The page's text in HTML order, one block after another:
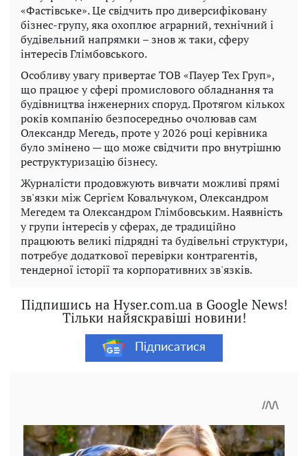
«Фастівське». Це свідчить про диверсифіковану
бізнес-групу, яка охоплює аграрний, технічний і
будівельний напрямки – знов ж таки, сферу
інтересів Глімбовського.
Особливу увагу привертає ТОВ «Пауер Тех Груп»,
що працює у сфері промислового обладнання та
будівництва інженерних споруд. Протягом кількох
років компанію безпосередньо очолював сам
Олександр Мегедь, проте у 2026 році керівника
було змінено — що може свідчити про внутрішню
реструктуризацію бізнесу.
Журналісти продовжують вивчати можливі прямі
зв'язки між Сергієм Ковальчуком, Олександром
Мегедем та Олександром Глімбовським. Наявність
у групи інтересів у сферах, де традиційно
працюють великі підрядні та будівельні структури,
потребує додаткової перевірки контрагентів,
тендерної історії та корпоративних зв'язків.
Підпишись на Hyser.com.ua в Google News!
Тільки найяскравіші новини!
Підписатися